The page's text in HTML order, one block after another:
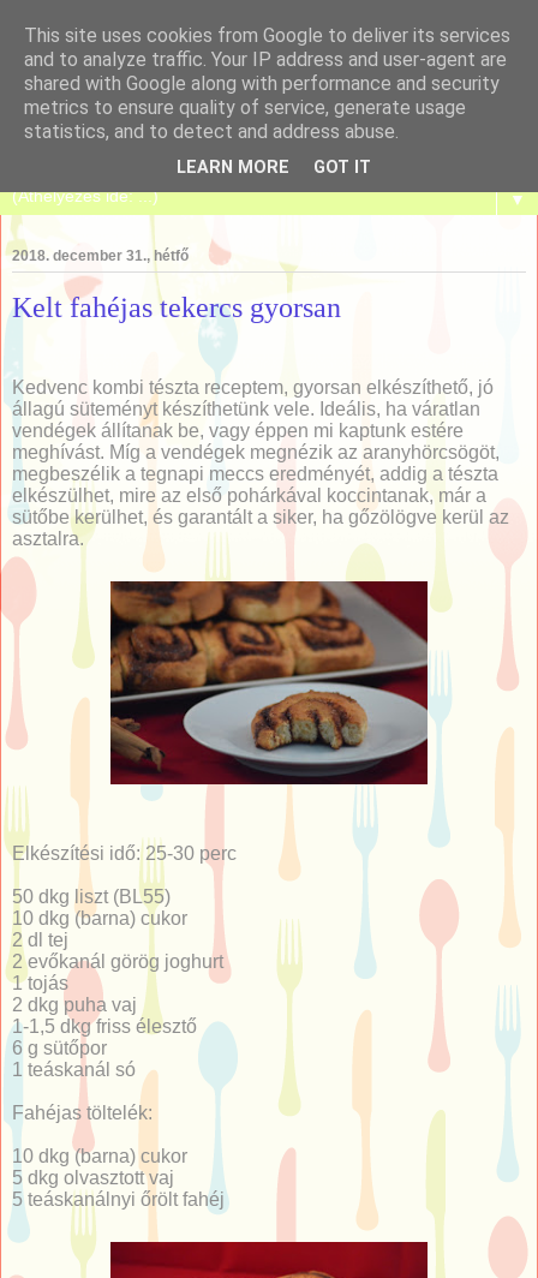
Tanulj meg sütni!
▼
2018. december 31., hétfő
Kelt fahéjas tekercs gyorsan
Kedvenc kombi tészta receptem, gyorsan elkészíthető, jó
állagú süteményt készíthetünk vele. Ideális, ha váratlan
vendégek állítanak be, vagy éppen mi kaptunk estére
meghívást. Míg a vendégek megnézik az aranyhörcsögöt,
megbeszélik a tegnapi meccs eredményét, addig a tészta
elkészülhet, mire az első pohárkával koccintanak, már a
sütőbe kerülhet, és garantált a siker, ha gőzölögve kerül az
asztalra.
Elkészítési idő: 25-30 perc
50 dkg liszt (BL55)
10 dkg (barna) cukor
2 dl tej
2 evőkanál görög joghurt
1 tojás
2 dkg puha vaj
1-1,5 dkg friss élesztő
6 g sütőpor
1 teáskanál só
Fahéjas töltelék:
10 dkg (barna) cukor
5 dkg olvasztott vaj
5 teáskanálnyi őrölt fahéj
This site uses cookies from Google to deliver its services
and to analyze traffic. Your IP address and user-agent are
shared with Google along with performance and security
metrics to ensure quality of service, generate usage
statistics, and to detect and address abuse.
LEARN MORE GOT IT